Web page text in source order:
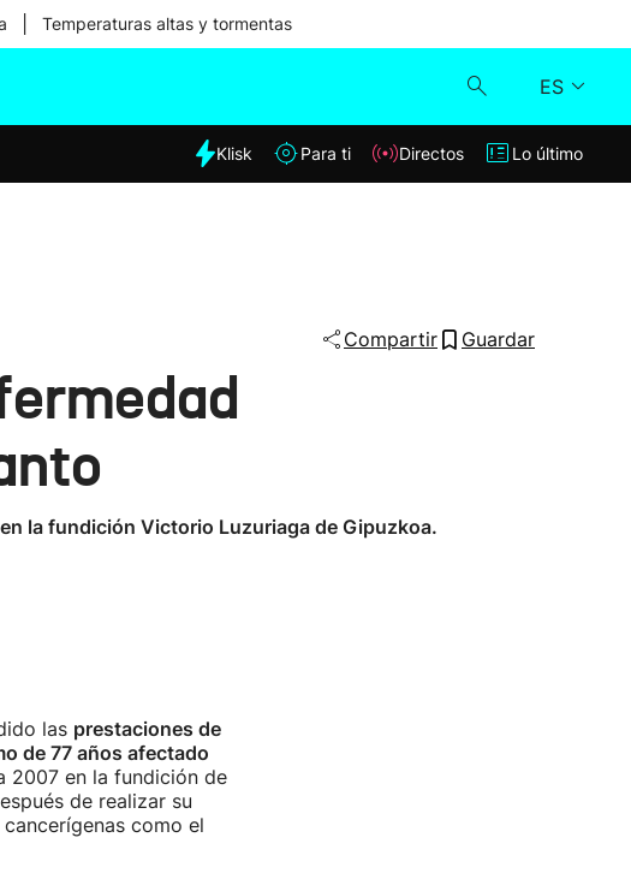
Temperaturas altas y tormentas
ES
Klisk
Klisk Para ti Directos Lo último
Compartir Guardar
la fundición Victorio Luzuriaga de Gipuzkoa.
las prestaciones de
de 77 años afectado
2007 en la fundición de
de realizar su
como el